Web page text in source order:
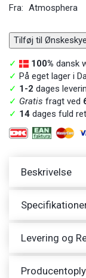
Fra: Atmosphera
Tilføj til
✓ 100% dansk
✓ På eget lager i
✓ 1-2 dages
✓ Gratis fragt ved
✓ 14 dages fuld
Beskrivelse
Levering og